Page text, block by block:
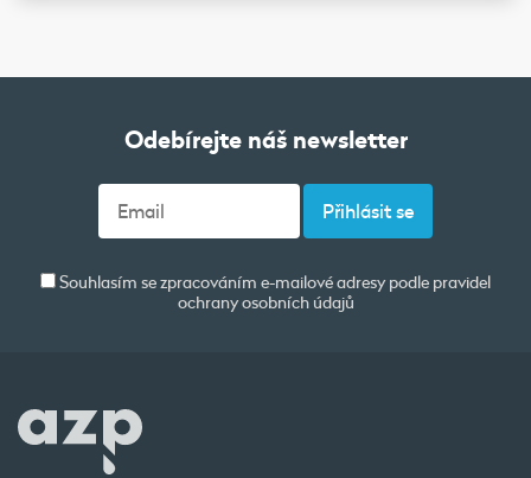
Odebírejte náš newsletter
Souhlasím se zpracováním e-mailové adresy podle pravidel
ochrany osobních údajů